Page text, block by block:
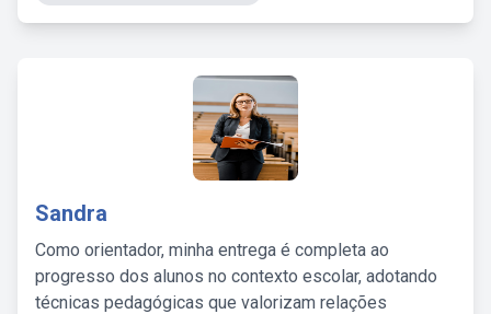
Sandra
Como orientador, minha entrega é completa ao
progresso dos alunos no contexto escolar, adotando
técnicas pedagógicas que valorizam relações